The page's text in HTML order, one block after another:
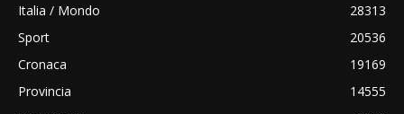
Italia / Mondo
28313
Sport
20536
Cronaca
19169
Provincia
14555